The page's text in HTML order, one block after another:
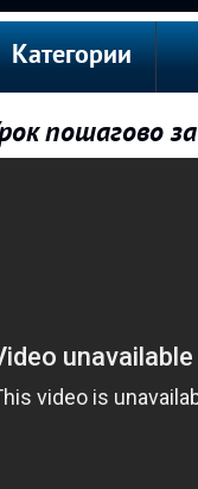
Категории
пошагово